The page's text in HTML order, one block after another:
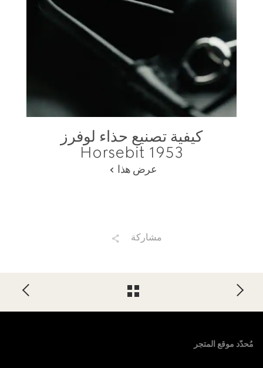
كيفية تصنيع حذاء لوفرز
Horsebit 1953
عرض هذا
مشاركة
Footer
مُحدّد موقع المتجر